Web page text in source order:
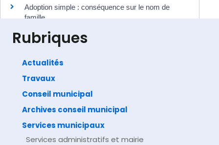
Adoption simple : conséquence sur le nom de
famille
Direction de l'information légale et administrative
Rubriques
Actualités
Travaux
Conseil municipal
Archives conseil municipal
Services municipaux
Services administratifs et mairie